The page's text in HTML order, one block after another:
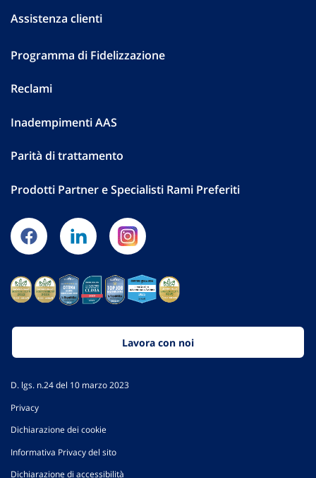
Assistenza clienti
Programma di Fidelizzazione
Reclami
Inadempimenti AAS
Parità di trattamento
Prodotti Partner e Specialisti Rami Preferiti
Lavora con noi
D. lgs. n.24 del 10 marzo 2023
Privacy
Dichiarazione dei cookie
Informativa Privacy del sito
Dichiarazione di accessibilità